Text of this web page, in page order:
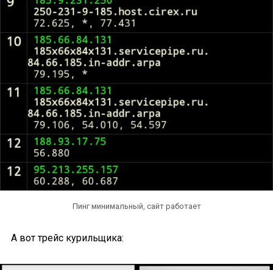
Пинг минимальный, сайт работает
А вот трейс курильщика: